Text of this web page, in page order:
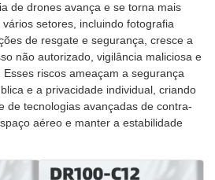
de drones avança e se torna mais
setores, incluindo fotografia
de resgate e segurança, cresce a
não autorizado, vigilância maliciosa e
riscos ameaçam a segurança
e a privacidade individual, criando
de tecnologias avançadas de contra-
aéreo e manter a estabilidade